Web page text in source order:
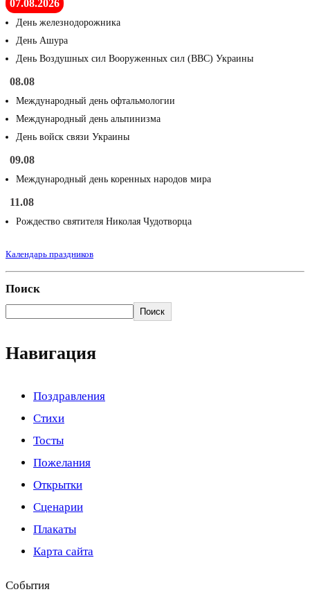
07.08.2026
День железнодорожника
День Ашура
День Воздушных сил Вооруженных сил (ВВС) Украины
08.08
Международный день офтальмологии
Международный день альпинизма
День войск связи Украины
09.08
Международный день коренных народов мира
11.08
Рождество святителя Николая Чудотворца
Календарь праздников
Поиск
Поиск
Навигация
Поздравления
Стихи
Тосты
Пожелания
Открытки
Сценарии
Плакаты
Карта сайта
События